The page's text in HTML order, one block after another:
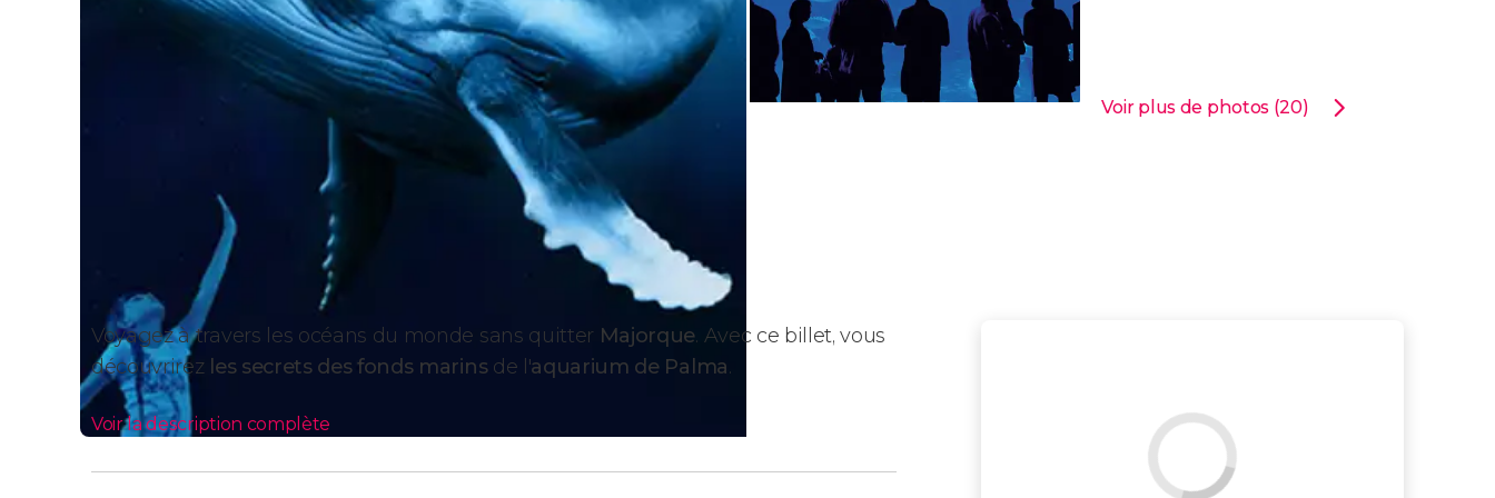
Voir plus de photos (20)
Voyagez à travers les océans du monde sans quitter Majorque. Avec ce billet, vous
découvrirez les secrets des fonds marins de l'aquarium de Palma.
Voir la description complète